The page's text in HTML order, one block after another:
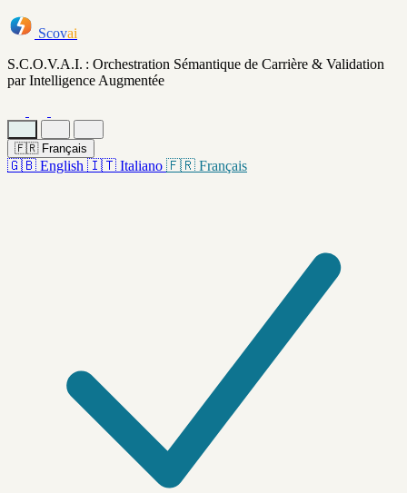
Scovai
S.C.O.V.A.I. : Orchestration Sémantique de Carrière & Validation
par Intelligence Augmentée
🇫🇷 Français
🇬🇧 English 🇮🇹 Italiano 🇫🇷 Français